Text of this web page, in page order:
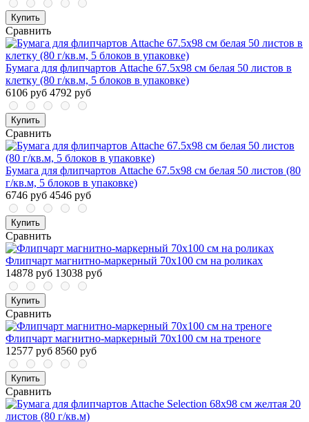
Купить
Сравнить
Бумага для флипчартов Attache 67.5х98 см белая 50 листов в
клетку (80 г/кв.м, 5 блоков в упаковке)
6106 руб 4792 руб
Купить
Сравнить
Бумага для флипчартов Attache 67.5х98 см белая 50 листов (80
г/кв.м, 5 блоков в упаковке)
6746 руб 4546 руб
Купить
Сравнить
Флипчарт магнитно-маркерный 70х100 см на роликах
14878 руб 13038 руб
Купить
Сравнить
Флипчарт магнитно-маркерный 70х100 см на треноге
12577 руб 8560 руб
Купить
Сравнить